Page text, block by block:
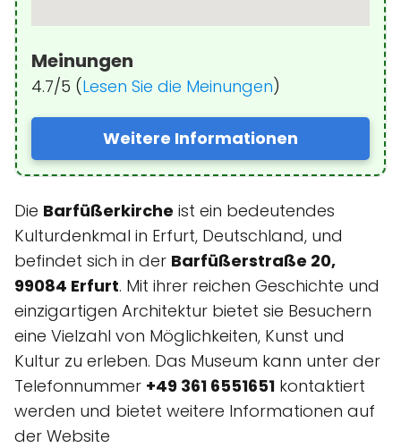
Meinungen
4.7/5 (Lesen Sie die Meinungen)
Weitere Informationen
Die Barfüßerkirche ist ein bedeutendes
Kulturdenkmal in Erfurt, Deutschland, und
befindet sich in der Barfüßerstraße 20,
99084 Erfurt. Mit ihrer reichen Geschichte und
einzigartigen Architektur bietet sie Besuchern
eine Vielzahl von Möglichkeiten, Kunst und
Kultur zu erleben. Das Museum kann unter der
Telefonnummer +49 361 6551651 kontaktiert
werden und bietet weitere Informationen auf
der Website